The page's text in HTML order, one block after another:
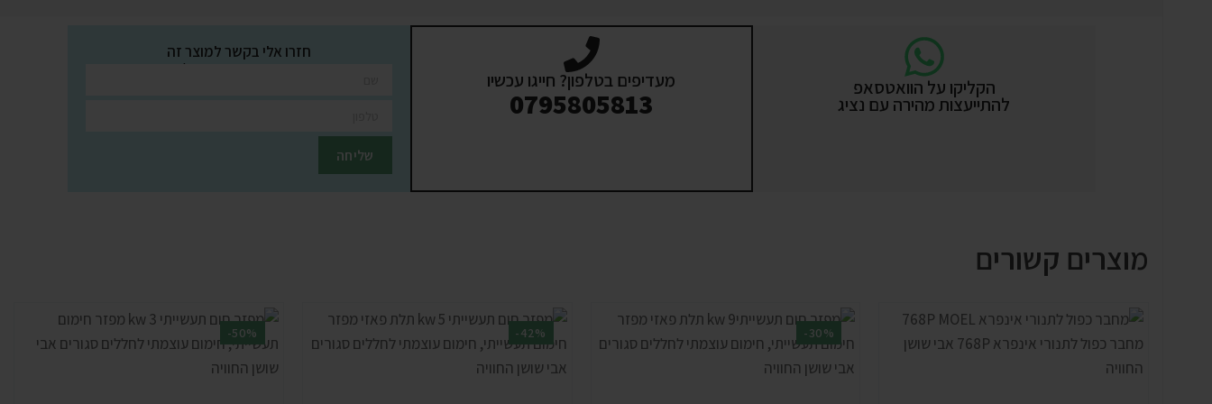
הקליקו על הוואטסאפ
להתייעצות מהירה עם נציג
מעדיפים בטלפון? חייגו עכשיו
0795805813
חזרו אלי בקשר למוצר זה
השאירו פרטים ונציגינו יחזרו אליכם בהקדם
מוצרים קשורים
-30%
-42%
-50%